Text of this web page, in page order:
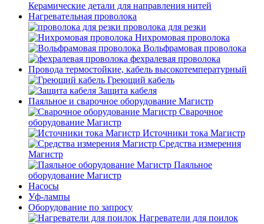
Керамические детали для направления нитей
Нагревательная проволока
проволока для резки
Нихромовая проволока
Вольфрамовая проволока
фехралевая проволока
Провода термостойкие, кабель высокотемпературный
Греющий кабель
Защита кабеля
Паяльное и сварочное оборудование Магистр
Сварочное
оборудование Магистр
Источники тока Магистр
Средства измерения
Магистр
Паяльное
оборудование Магистр
Насосы
Уф-лампы
Оборудование по запросу
Нагреватели для поилок